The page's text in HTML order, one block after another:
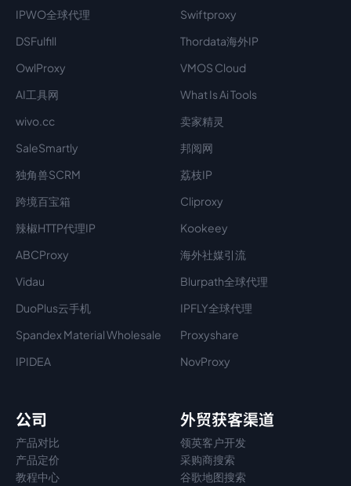
IPWO全球代理
Swiftproxy
DSFulfill
Thordata海外IP
OwlProxy
VMOS Cloud
AI工具网
What Is Ai Tools
wivo.cc
卖家精灵
SaleSmartly
邦阅网
独角兽SCRM
荔枝IP
跨境百宝箱
Cliproxy
辣椒HTTP代理IP
Kookeey
ABCProxy
海外社媒引流
Vidau
Blurpath全球代理
DuoPlus云手机
IPFLY全球代理
Spandex Material Wholesale​
Proxyshare
IPIDEA
NovProxy
公司
产品对比
产品定价
教程中心
外贸获客渠道
领英客户开发
采购商搜索
谷歌地图搜索